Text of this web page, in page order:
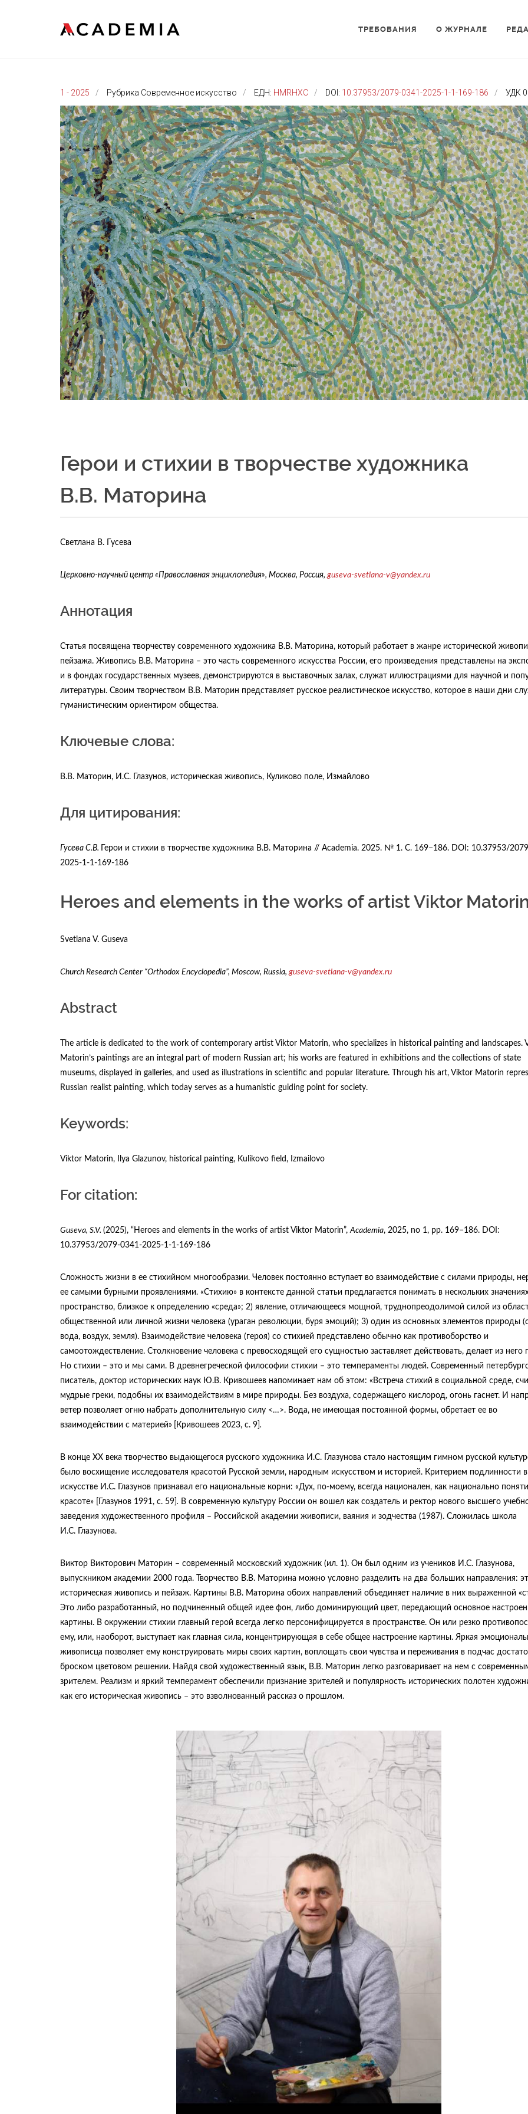
ТРЕБОВАНИЯ О ЖУРНАЛЕ
1 - 2025 Рубрика Современное искусство ЕДН: HMRHXC DOI: 10.37953/2079-0341-2025-1-1-169-186 УДК
Герои и стихии в творчестве художника
В.В. Маторина
Светлана В. Гусева
Церковно-научный центр «Православная энциклопедия», Москва, Россия, guseva-svetlana-v@yandex.ru
Аннотация
Статья посвящена творчеству современного художника В.В. Маторина, который работает в жанре исторической
пейзажа. Живопись В.В. Маторина – это часть современного искусства России, его произведения представлены на
и в фондах государственных музеев, демонстрируются в выставочных залах, служат иллюстрациями для научной и
литературы. Своим творчеством В.В. Маторин представляет русское реалистическое искусство, которое в наши дни
гуманистическим ориентиром общества.
Ключевые слова:
В.В. Маторин, И.С. Глазунов, историческая живопись, Куликово поле, Измайлово
Для цитирования:
Гусева С.В.
Герои и стихии в творчестве художника В.В. Маторина // Academia. 2025. № 1. С. 169−186. DOI: 10.37953/
2025-1-1-169-186
Heroes and elements in the works of artist Viktor Matorin
Svetlana V. Guseva
Church Research Center “Orthodox Encyclopedia”, Moscow, Russia, guseva-svetlana-v@yandex.ru
Abstract
The article is dedicated to the work of contemporary artist Viktor Matorin, who specializes in historical painting and landscapes.
Matorin’s paintings are an integral part of modern Russian art; his works are featured in exhibitions and the collections of state
museums, displayed in galleries, and used as illustrations in scientific and popular literature. Through his art, Viktor Matorin
Russian realist painting, which today serves as a humanistic guiding point for society.
Keywords:
Viktor Matorin, Ilya Glazunov, historical painting, Kulikovo field, Izmailovo
For citation:
Guseva, S.V. (2025), “Heroes and elements in the works of artist Viktor Matorin”, Academia, 2025, no 1, рр. 169−186. DOI:
10.37953/2079-0341-2025-1-1-169-186
Сложность жизни в ее стихийном многообразии. Человек постоянно вступает во взаимодействие с силами природы,
ее самыми бурными проявлениями. «Стихию» в контексте данной статьи предлагается понимать в нескольких
пространство, близкое к определению «среда»; 2) явление, отличающееся мощной, труднопреодолимой силой из
общественной или личной жизни человека (ураган революции, буря эмоций); 3) один из основных элементов природы
вода, воздух, земля). Взаимодействие человека (героя) со стихией представлено обычно как противоборство и
самоотождествление. Столкновение человека с превосходящей его сущностью заставляет действовать, делает из него
Но стихии – это и мы сами. В древнегреческой философии стихии – это темпераменты людей. Современный
писатель, доктор исторических наук Ю.В. Кривошеев напоминает нам об этом: «Встреча стихий в социальной среде,
мудрые греки, подобны их взаимодействиям в мире природы. Без воздуха, содержащего кислород, огонь гаснет. И
ветер позволяет огню набрать дополнительную силу <…>. Вода, не имеющая постоянной формы, обретает ее во
взаимодействии с материей»
[Кривошеев 2023, с. 9] .
В конце XX века творчество выдающегося русского художника И.С. Глазунова стало настоящим гимном русской
было восхищение исследователя красотой Русской земли, народным искусством и историей. Критерием подлинности в
искусстве И.С. Глазунов признавал его национальные корни: «Дух, по-моему, всегда национален, как национально
красоте» [Глазунов 1991, с. 59] . В современную культуру России он вошел как создатель и ректор нового высшего
заведения художественного профиля – Российской академии живописи, ваяния и зодчества (1987). Сложилась школа
И.С. Глазунова.
Виктор Викторович Маторин – современный московский художник (ил. 1). Он был одним из учеников И.С. Глазунова,
выпускником академии 2000 года. Творчество В.В. Маторина можно условно разделить на два больших направления:
историческая живопись и пейзаж. Картины В.В. Маторина обоих направлений объединяет наличие в них выраженной
Это либо разработанный, но подчиненный общей идее фон, либо доминирующий цвет, передающий основное
картины. В окружении стихии главный герой всегда легко персонифицируется в пространстве. Он или резко
ему, или, наоборот, выступает как главная сила, концентрирующая в себе общее настроение картины. Яркая
живописца позволяет ему конструировать миры своих картин, воплощать свои чувства и переживания в подчас
броском цветовом решении. Найдя свой художественный язык, В.В. Маторин легко разговаривает на нем с
зрителем. Реализм и яркий темперамент обеспечили признание зрителей и популярность исторических полотен
как его историческая живопись – это взволнованный рассказ о прошлом.